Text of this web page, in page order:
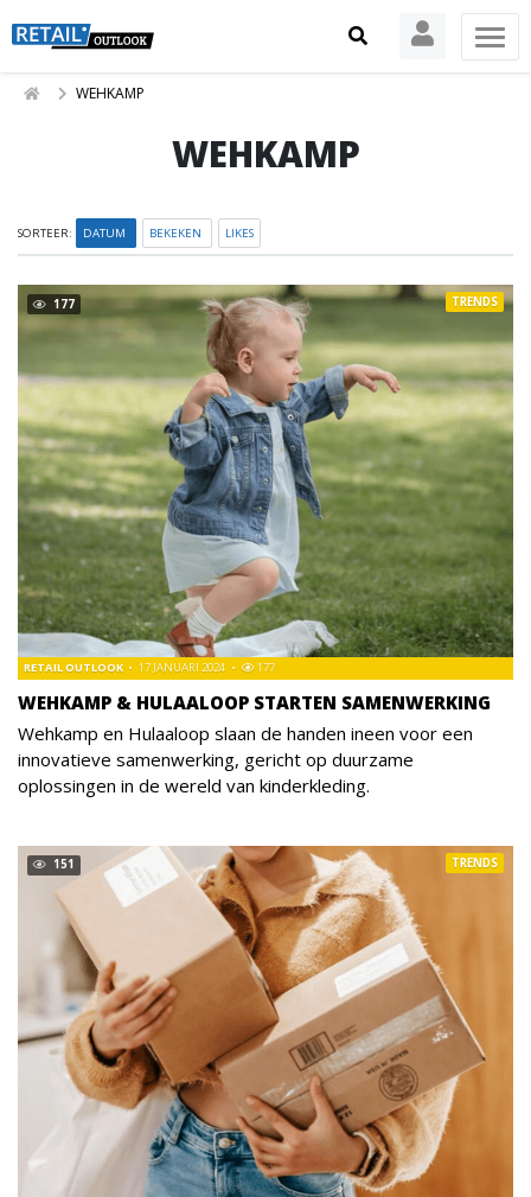
WEHKAMP
WEHKAMP
SORTEER: DATUM BEKEKEN LIKES
177
WEHKAMP & HULAALOOP STARTEN SAMENWERKING
RETAIL OUTLOOK 17 JANUARI 2024 177
TRENDS
Wehkamp en Hulaaloop slaan de handen ineen voor een
innovatieve samenwerking, gericht op duurzame
oplossingen in de wereld van kinderkleding.
151 TRENDS